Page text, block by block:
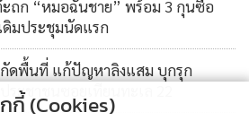
ะถก “หมอฉันชาย” พร้อม 3 กุนซือ
ดิมประชุมนัดแรก
กัดพื้นที่ แก้ปัญหาลิงแสม บุกรุก
ระชาชนซอยเทียนทะเล 22
กี้ (Cookies)